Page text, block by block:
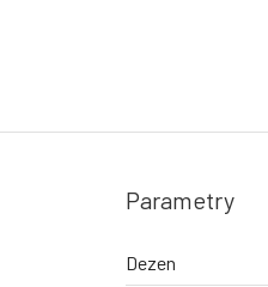
Parametry
Dezen